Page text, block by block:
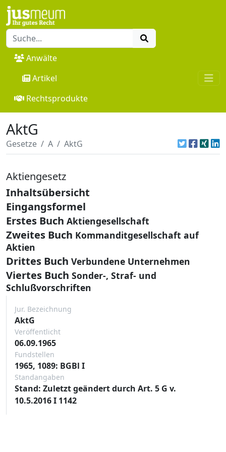
Anwälte
Artikel
Rechtsprodukte
AktG
Gesetze A AktG
Aktiengesetz
Inhaltsübersicht
Eingangsformel
Erstes Buch Aktiengesellschaft
Zweites Buch Kommanditgesellschaft auf
Aktien
Drittes Buch Verbundene Unternehmen
Viertes Buch Sonder-, Straf- und
Schlußvorschriften
Jur. Bezeichnung
AktG
Veröffentlicht
06.09.1965
Fundstellen
1965, 1089: BGBl I
Standangaben
Stand: Zuletzt geändert durch Art. 5 G v.
10.5.2016 I 1142